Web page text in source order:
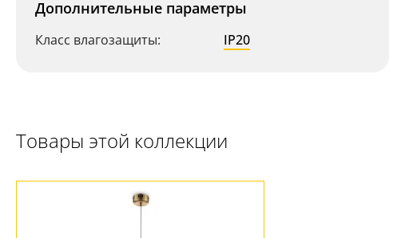
Дополнительные параметры
Класс влагозащиты: IP20
Товары этой коллекции